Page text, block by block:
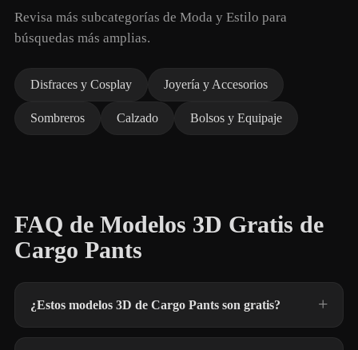
Revisa más subcategorías de Moda y Estilo para
búsquedas más amplias.
Disfraces y Cosplay Joyería y Accesorios
Sombreros Calzado Bolsos y Equipaje
FAQ de Modelos 3D Gratis de
Cargo Pants
¿Estos modelos 3D de Cargo Pants son gratis?